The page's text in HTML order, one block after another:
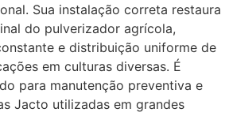
Sua instalação correta restaura
do pulverizador agrícola,
e distribuição uniforme de
em culturas diversas. É
para manutenção preventiva e
Jacto utilizadas em grandes